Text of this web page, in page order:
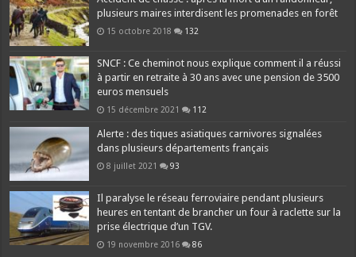
plusieurs maires interdisent les promenades en forêt
15 octobre 2018 132
SNCF : Ce cheminot nous explique comment il a réussi
à partir en retraite à 30 ans avec une pension de 3500
euros mensuels
15 décembre 2021 112
Alerte : des tiques asiatiques carnivores signalées
dans plusieurs départements français
8 juillet 2021 93
Il paralyse le réseau ferroviaire pendant plusieurs
heures en tentant de brancher un four à raclette sur la
prise électrique d’un TGV.
19 novembre 2016 86